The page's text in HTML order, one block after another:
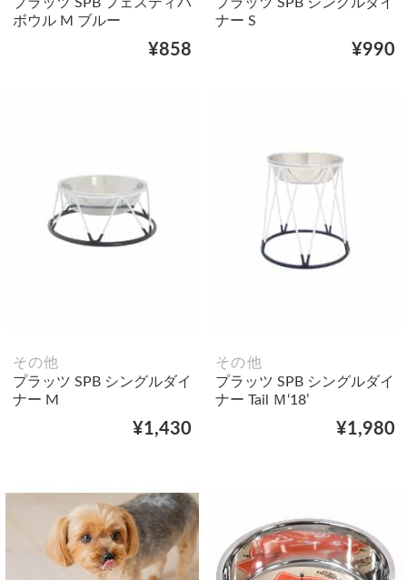
プラッツ SPB フェスティバ
ボウル M ブルー
¥858
プラッツ SPB シングルダイ
ナー S
¥990
その他
プラッツ SPB シングルダイ
ナー M
¥1,430
その他
プラッツ SPB シングルダイ
ナー Tail Ｍ‘18’
¥1,980